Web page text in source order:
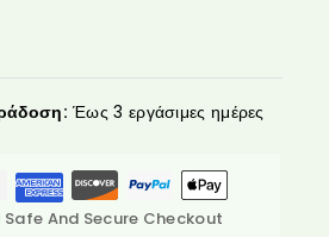
Έως 3 εργάσιμες ημέρες
And Secure Checkout